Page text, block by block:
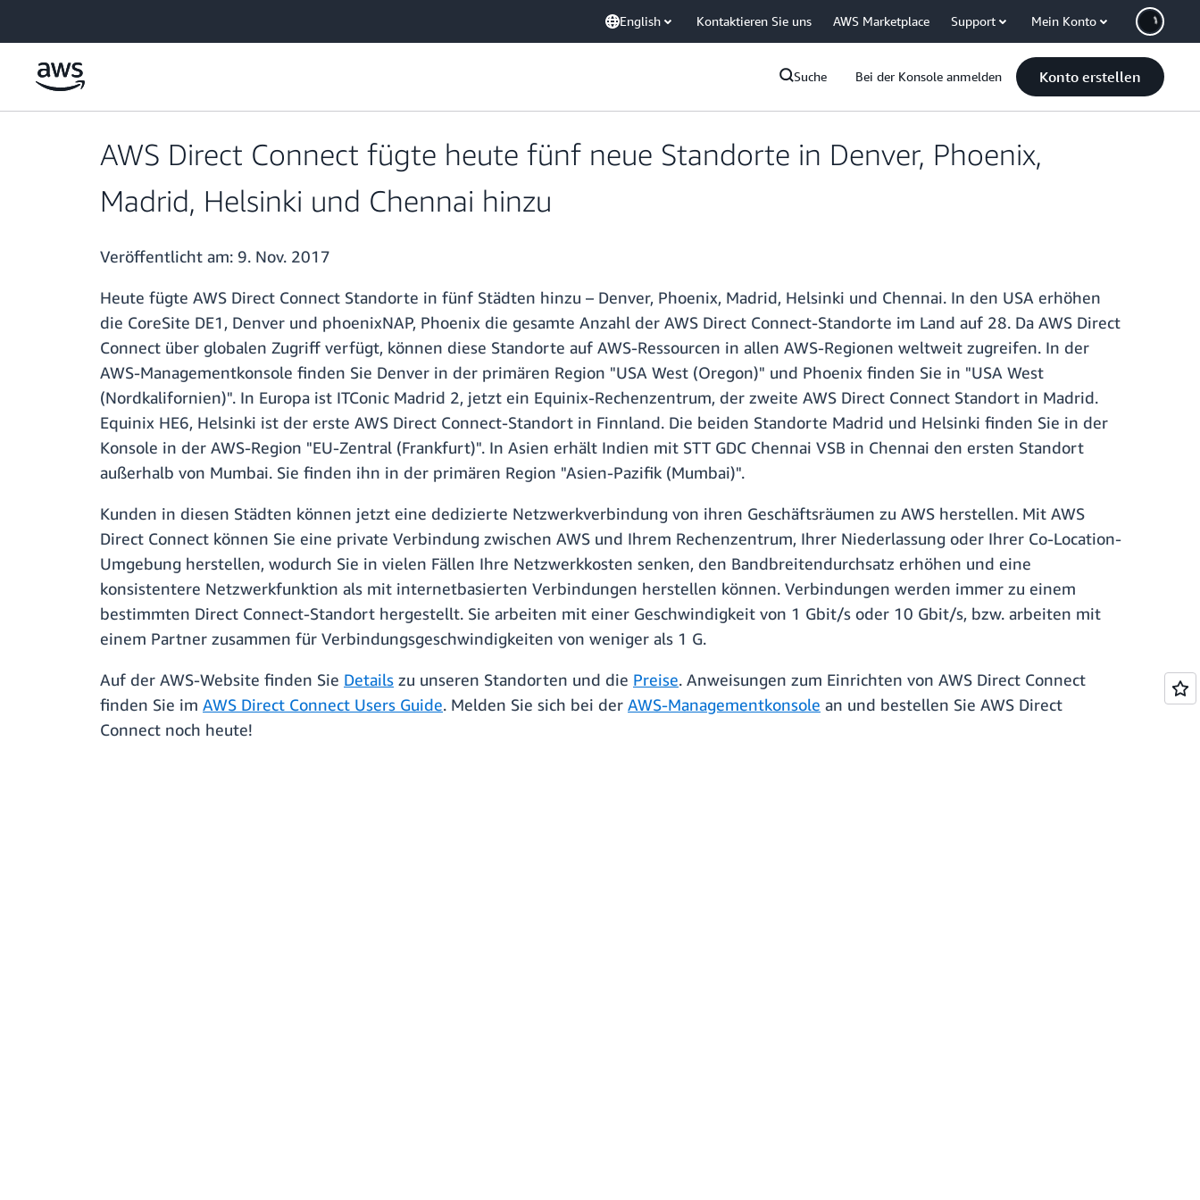
English Kontaktieren Sie uns AWS Marketplace Support Mein Konto
Suche Bei der Konsole anmelden Konto erstellen
AWS Direct Connect fügte heute fünf neue Standorte in Denver, Phoenix,
Madrid, Helsinki und Chennai hinzu
Veröffentlicht am: 9. Nov. 2017
Heute fügte AWS Direct Connect Standorte in fünf Städten hinzu – Denver, Phoenix, Madrid, Helsinki und Chennai. In den USA erhöhen
die CoreSite DE1, Denver und phoenixNAP, Phoenix die gesamte Anzahl der AWS Direct Connect-Standorte im Land auf 28. Da AWS Direct
Connect über globalen Zugriff verfügt, können diese Standorte auf AWS-Ressourcen in allen AWS-Regionen weltweit zugreifen. In der
AWS-Managementkonsole finden Sie Denver in der primären Region "USA West (Oregon)" und Phoenix finden Sie in "USA West
(Nordkalifornien)". In Europa ist ITConic Madrid 2, jetzt ein Equinix-Rechenzentrum, der zweite AWS Direct Connect Standort in Madrid.
Equinix HE6, Helsinki ist der erste AWS Direct Connect-Standort in Finnland. Die beiden Standorte Madrid und Helsinki finden Sie in der
Konsole in der AWS-Region "EU-Zentral (Frankfurt)". In Asien erhält Indien mit STT GDC Chennai VSB in Chennai den ersten Standort
außerhalb von Mumbai. Sie finden ihn in der primären Region "Asien-Pazifik (Mumbai)".
Kunden in diesen Städten können jetzt eine dedizierte Netzwerkverbindung von ihren Geschäftsräumen zu AWS herstellen. Mit AWS
Direct Connect können Sie eine private Verbindung zwischen AWS und Ihrem Rechenzentrum, Ihrer Niederlassung oder Ihrer Co-Location-
Umgebung herstellen, wodurch Sie in vielen Fällen Ihre Netzwerkkosten senken, den Bandbreitendurchsatz erhöhen und eine
konsistentere Netzwerkfunktion als mit internetbasierten Verbindungen herstellen können. Verbindungen werden immer zu einem
bestimmten Direct Connect-Standort hergestellt. Sie arbeiten mit einer Geschwindigkeit von 1 Gbit/s oder 10 Gbit/s, bzw. arbeiten mit
einem Partner zusammen für Verbindungsgeschwindigkeiten von weniger als 1 G.
Auf der AWS-Website finden Sie Details zu unseren Standorten und die Preise. Anweisungen zum Einrichten von AWS Direct Connect
finden Sie im AWS Direct Connect Users Guide. Melden Sie sich bei der AWS-Managementkonsole an und bestellen Sie AWS Direct
Connect noch heute!